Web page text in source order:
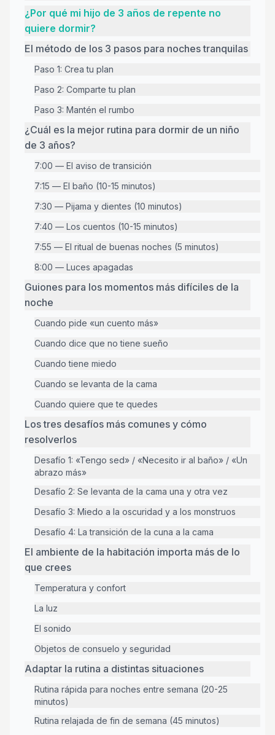
¿Por qué mi hijo de 3 años de repente no
quiere dormir?
El método de los 3 pasos para noches tranquilas
Paso 1: Crea tu plan
Paso 2: Comparte tu plan
Paso 3: Mantén el rumbo
¿Cuál es la mejor rutina para dormir de un niño
de 3 años?
7:00 — El aviso de transición
7:15 — El baño (10-15 minutos)
7:30 — Pijama y dientes (10 minutos)
7:40 — Los cuentos (10-15 minutos)
7:55 — El ritual de buenas noches (5 minutos)
8:00 — Luces apagadas
Guiones para los momentos más difíciles de la
noche
Cuando pide «un cuento más»
Cuando dice que no tiene sueño
Cuando tiene miedo
Cuando se levanta de la cama
Cuando quiere que te quedes
Los tres desafíos más comunes y cómo
resolverlos
Desafío 1: «Tengo sed» / «Necesito ir al baño» / «Un
abrazo más»
Desafío 2: Se levanta de la cama una y otra vez
Desafío 3: Miedo a la oscuridad y a los monstruos
Desafío 4: La transición de la cuna a la cama
El ambiente de la habitación importa más de lo
que crees
Temperatura y confort
La luz
El sonido
Objetos de consuelo y seguridad
Adaptar la rutina a distintas situaciones
Rutina rápida para noches entre semana (20-25
minutos)
Rutina relajada de fin de semana (45 minutos)